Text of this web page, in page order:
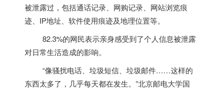
被泄露过，包括通话记录、网购记录、网站浏览痕
迹、IP地址、软件使用痕迹及地理位置等。
82.3%的网民表示亲身感受到了个人信息被泄露
对日常生活造成的影响。
“像骚扰电话、垃圾短信、垃圾邮件……这样的
东西太多了，几乎每天都在发生。”北京邮电大学国